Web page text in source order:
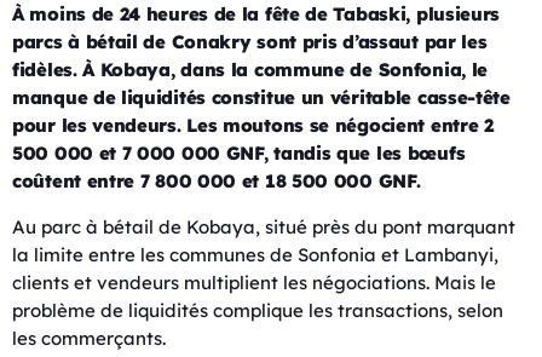
À moins de 24 heures de la fête de Tabaski, plusieurs
parcs à bétail de Conakry sont pris d’assaut par les
fidèles. À Kobaya, dans la commune de Sonfonia, le
manque de liquidités constitue un véritable casse-tête
pour les vendeurs. Les moutons se négocient entre 2
500 000 et 7 000 000 GNF, tandis que les bœufs
coûtent entre 7 800 000 et 18 500 000 GNF.
Au parc à bétail de Kobaya, situé près du pont marquant
la limite entre les communes de Sonfonia et Lambanyi,
clients et vendeurs multiplient les négociations. Mais le
problème de liquidités complique les transactions, selon
les commerçants.